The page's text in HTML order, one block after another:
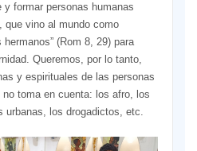
y formar personas humanas
que vino al mundo como
(Rom 8, 29) para
Queremos, por lo tanto,
y espirituales de las personas
toma en cuenta: los afro, los
urbanas, los drogadictos, etc.